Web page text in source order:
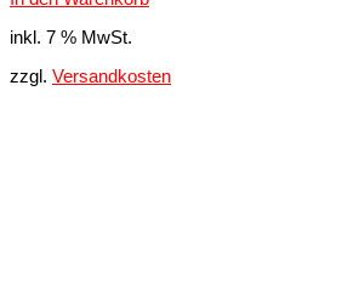
inkl. 7 % MwSt.
zzgl. Versandkosten